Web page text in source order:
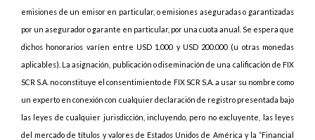
emisiones de un emisor en particular, o emisiones aseguradas o garantizadas
por un asegurador o garante en particular, por una cuota anual. Se espera que
dichos honorarios varíen entre USD 1.000 y USD 200.000 (u otras monedas
aplicables). La asignación, publicación o diseminación de una calificación de FIX
SCR S.A. no constituye el consentimiento de FIX SCR S.A. a usar su nombre como
un experto en conexión con cualquier declaración de registro presentada bajo
las leyes de cualquier jurisdicción, incluyendo, pero no excluyente, las leyes
del mercado de títulos y valores de Estados Unidos de América y la “Financial